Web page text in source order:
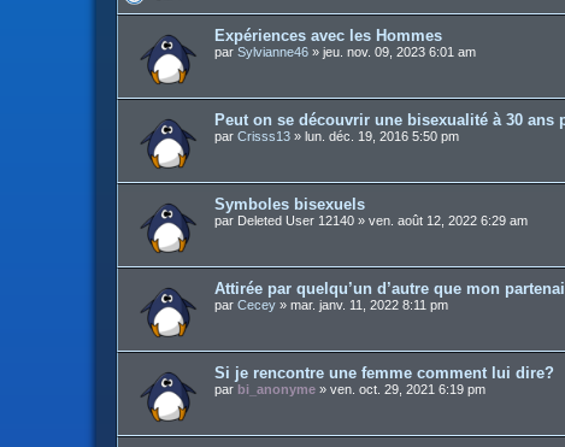
Expériences avec les Hommes
par Sylvianne46 » jeu. nov. 09, 2023 6:01 am
Peut on se découvrir une bisexualité à 30 ans
par Crisss13 » lun. déc. 19, 2016 5:50 pm
Symboles bisexuels
par Deleted User 12140 » ven. août 12, 2022 6:29 am
Attirée par quelqu’un d’autre que mon
par Cecey » mar. janv. 11, 2022 8:11 pm
Si je rencontre une femme comment lui dire?
par bi_anonyme » ven. oct. 29, 2021 6:19 pm